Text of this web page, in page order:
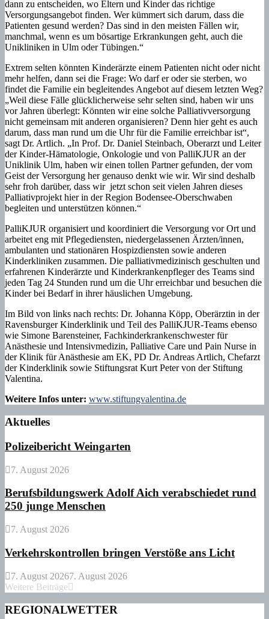
dann zu entscheiden, wo Eltern und Kinder das richtige
Versorgungsangebot finden. Wer kümmert sich darum, dass die
Patienten gesund werden? Das sind in den meisten Fällen wir,
manchmal, wenn es um bösartige Erkrankungen geht, auch die
Unikliniken in Ulm oder Tübingen.“
Extrem selten könnten Kinderärzte einem Patienten nicht oder nicht
mehr helfen, dann sei die Frage: Wo darf er oder sie sterben, wo
findet die Familie ein begleitendes Angebot auf diesem letzten Weg?
„Weil diese Fälle glücklicherweise sehr selten sind, haben wir uns
vor Jahren überlegt: Könnten wir eine solche Palliativversorgung
nicht gemeinsam mit anderen organisieren? Denn hier geht es auch
darum, dass man rund um die Uhr für die Familie erreichbar ist“,
sagt Dr. Artlich. „In Prof. Dr. Daniel Steinbach, Oberarzt und Leiter
der Kinder-Hämatologie, Onkologie und von PalliKJUR an der
Uniklinik Ulm, haben wir einen tollen Partner gefunden, der vom
Geist der Versorgung her genauso denkt wie wir. Wir sind deshalb
sehr froh darüber, dass wir jetzt schon seit vielen Jahren dieses
Palliativprojekt hier in der Region Bodensee-Oberschwaben
begleiten und unterstützen können.“
PalliKJUR organisiert und koordiniert die Versorgung vor Ort und
arbeitet eng mit Pflegediensten, niedergelassenen Ärzten/innen,
ambulanten und stationären Hospizdiensten sowie anderen
Kinderkliniken zusammen. Die palliativmedizinisch geschulten und
erfahrenen Kinderärzte und Kinderkrankenpfleger des Teams sind
jeden Tag 24 Stunden rund um die Uhr erreichbar und besuchen die
Kinder bei Bedarf in ihrer häuslichen Umgebung.
Im Bild von links nach rechts: Dr. Johanna Köpp, Oberärztin in der
Ravensburger Kinderklinik und Teil des PalliKJUR-Teams ebenso
wie Simone Barensteiner, Fachkinderkrankenschwester für
Anästhesie und Intensivmedizin, Palliative Care und Pain Nurse in
der Klinik für Anästhesie am EK, PD Dr. Andreas Artlich, Chefarzt
der Kinderklinik sowie Stiftungsrat Kurt Peter von der Stiftung
Valentina.
Weitere Infos unter: www.stiftungvalentina.de
Aktuelles
Polizeibericht Weingarten
7. August 2026
Berufsbildungswerk Adolf Aich verabschiedet rund
250 junge Menschen
7. August 2026
Verkehrskontrollen bringen Verstöße ans Licht
7. August 20267. August 2026
Weitere Beiträge
REGIONALWETTER